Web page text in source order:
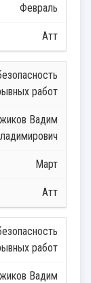
Февраль
Атт
работ
Вадим
Март
Атт
работ
Вадим